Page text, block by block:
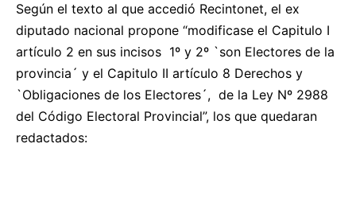
Según el texto al que accedió Recintonet, el ex
diputado nacional propone “modificase el Capitulo I
artículo 2 en sus incisos 1º y 2º `son Electores de la
provincia´ y el Capitulo II artículo 8 Derechos y
`Obligaciones de los Electores´, de la Ley Nº 2988
del Código Electoral Provincial”, los que quedaran
redactados: